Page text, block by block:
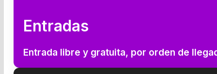
Entradas
Entrada libre y gratuita, por orden de